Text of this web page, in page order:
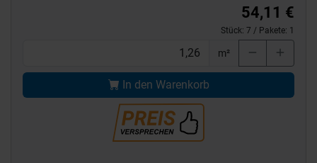
54,11 €
Stück: 7 / Pakete: 1
m²
In den Warenkorb